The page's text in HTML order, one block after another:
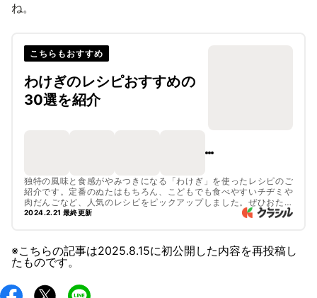
ね。
こちらもおすすめ
わけぎのレシピおすすめの
30選を紹介
独特の風味と食感がやみつきになる「わけぎ」を使ったレシピのご
紹介です。定番のぬたはもちろん、こどもでも食べやすいチヂミや
肉だんごなど、人気のレシピをピックアップしました。ぜひおため
しくださいね。
2024.2.21 最終更新
※こちらの記事は2025.8.15に初公開した内容を再投稿し
たものです。